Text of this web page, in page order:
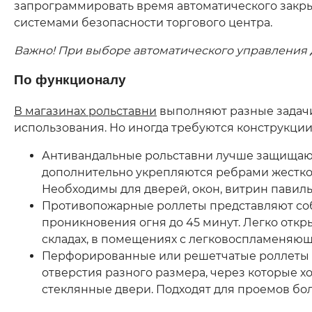
запрограммировать время автоматического
системами безопасности торгового центра.
Важно! При выборе автоматического
По функционалу
В магазинах рольставни выполняют разные
использования. Но иногда требуются
Антивандальные рольставни лучше
дополнительно укрепляются ребрами
Необходимы для дверей, окон, витрин
Противопожарные роллеты представляют
проникновения огня до 45 минут. Легко
складах, в помещениях с
Перфорированные или решетчатые роллеты
отверстия разного размера, через которые
стеклянные двери. Подходят для проемов